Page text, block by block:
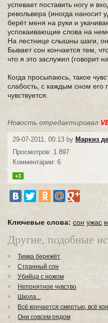
успевает поставить ногу и
револьвера (иногда
берёт меня на руки и
успокаивающие слова на
На лестнице слышны шаги, он
Бывает сон кончается тем,
что я это заслужил (говорит
Когда просыпаюсь, такое
слабость, с каждым сном его
чувствуется.
Новость отредактировал
29-07-2011, 00:13 by Маркиз
Просмотров: 1 897
Комментарии: 6
+3
Ключевые слова: сон ужас
Другие, подобные
Тимка бережёт
Странный сон
Убийца с ножом
Непонятное чувство
Школа...
Всё кончается смертью, всё
Они совсем рядом